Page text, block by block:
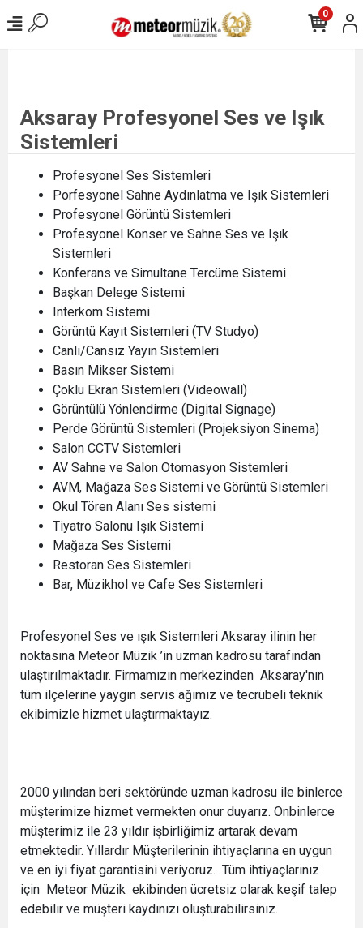
0
Aksaray Profesyonel Ses ve Işık
Sistemleri
Profesyonel Ses Sistemleri
Porfesyonel Sahne Aydınlatma ve Işık Sistemleri
Profesyonel Görüntü Sistemleri
Profesyonel Konser ve Sahne Ses ve Işık
Sistemleri
Konferans ve Simultane Tercüme Sistemi
Başkan Delege Sistemi
Interkom Sistemi
Görüntü Kayıt Sistemleri (TV Studyo)
Canlı/Cansız Yayın Sistemleri
Basın Mikser Sistemi
Çoklu Ekran Sistemleri (Videowall)
Görüntülü Yönlendirme (Digital Signage)
Perde Görüntü Sistemleri (Projeksiyon Sinema)
Salon CCTV Sistemleri
AV Sahne ve Salon Otomasyon Sistemleri
AVM, Mağaza Ses Sistemi ve Görüntü Sistemleri
Okul Tören Alanı Ses sistemi
Tiyatro Salonu Işık Sistemi
Mağaza Ses Sistemi
Restoran Ses Sistemleri
Bar, Müzikhol ve Cafe Ses Sistemleri
Profesyonel Ses ve ışık Sistemleri Aksaray ilinin her
noktasına Meteor Müzik ’in uzman kadrosu tarafından
ulaştırılmaktadır. Firmamızın merkezinden Aksaray'nın
tüm ilçelerine yaygın servis ağımız ve tecrübeli teknik
ekibimizle hizmet ulaştırmaktayız.
2000 yılından beri sektöründe uzman kadrosu ile binlerce
müşterimize hizmet vermekten onur duyarız. Onbinlerce
müşterimiz ile 23 yıldır işbirliğimiz artarak devam
etmektedir. Yıllardır Müşterilerinin ihtiyaçlarına en uygun
ve en iyi fiyat garantisini veriyoruz. Tüm ihtiyaçlarınız
için Meteor Müzik ekibinden ücretsiz olarak keşif talep
edebilir ve müşteri kaydınızı oluşturabilirsiniz.